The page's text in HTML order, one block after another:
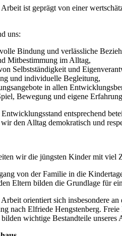
ist geprägt von einer
uns:
Bindung und verlässliche
Mitbestimmung im Alltag,
Selbstständigkeit und
und individuelle Begleitung,
in allen
Bewegung und eigene
entsprechend
wir den Alltag demokratisch und
wir die jüngsten Kinder mit viel
von der Familie in die
Eltern bilden die Grundlage für
orientiert sich insbesondere
nach Elfriede Hengstenberg.
wichtige Bestandteile unseres